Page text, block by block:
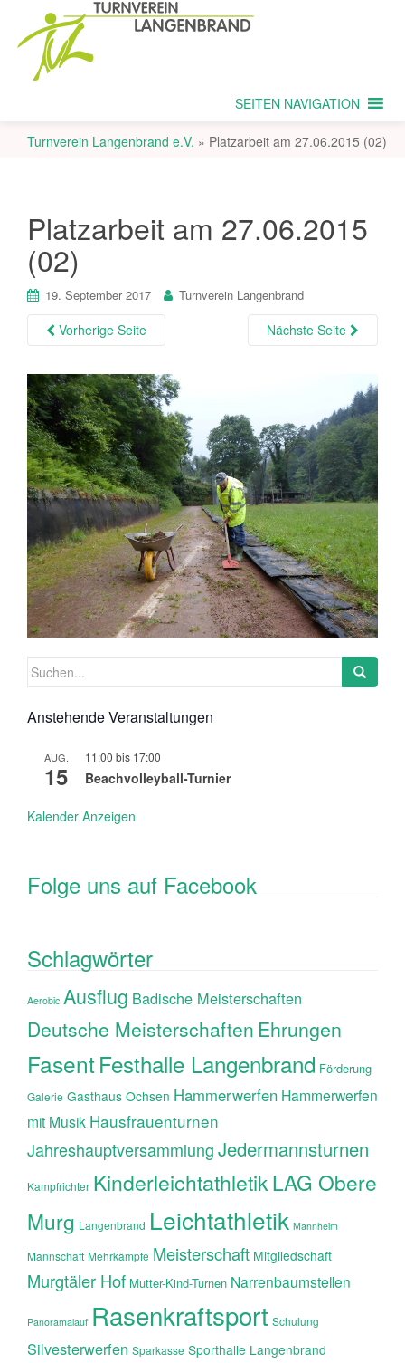
SEITEN NAVIGATION
Turnverein Langenbrand e.V. » Platzarbeit am 27.06.2015 (02)
Platzarbeit am 27.06.2015
(02)
19. September 2017 Turnverein Langenbrand
Vorherige Seite Nächste Seite
Suchen
Anstehende Veranstaltungen
AUG.
15
11:00 bis 17:00
Beachvolleyball-Turnier
Kalender Anzeigen
Folge uns auf Facebook
Schlagwörter
Aerobic Ausflug Badische Meisterschaften
Deutsche Meisterschaften Ehrungen
FasentFesthalle Langenbrand Förderung
Galerie Gasthaus Ochsen Hammerwerfen Hammerwerfen
mit Musik Hausfrauenturnen
JahreshauptversammlungJedermannsturnen
Kampfrichter KinderleichtathletikLAG Obere
Murg Langenbrand Leichtathletik Mannheim
Mannschaft Mehrkämpfe Meisterschaft Mitgliedschaft
Murgtäler Hof Mutter-Kind-Turnen Narrenbaumstellen
Panoramalauf Rasenkraftsport Schulung
Silvesterwerfen Sparkasse Sporthalle Langenbrand